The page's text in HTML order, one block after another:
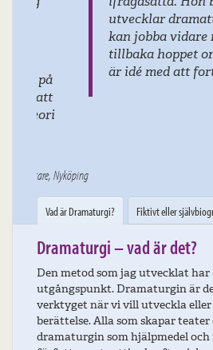
utvecklar dramaturgin,
kan jobba vidare med
tillbaka hoppet om att
är idé med att fortsätta.
Vad är Dramaturgi? Fiktivt eller
Dramaturgi – vad är det?
Den metod som jag utvecklat har
utgångspunkt. Dramaturgin är
verktyget när vi vill utveckla
berättelse. Alla som skapar
dramaturgin som hjälpmedel